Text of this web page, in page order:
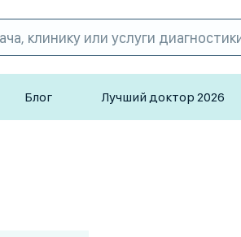
Блог Лучший доктор 2026